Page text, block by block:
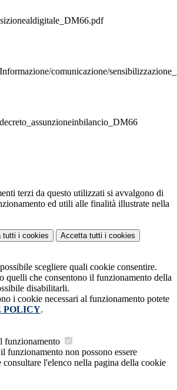
comunicazione/
terzi da questo utilizzati si avvalgono di
ed utili alle finalità illustrate nella
tutti i cookies Accetta tutti i cookies
scegliere quali cookie consentire.
quelli che consentono il funzionamento della
disabilitarli.
i cookie necessari al funzionamento potete
POLICY.
funzionamento
funzionamento non possono essere
l'elenco nella pagina della cookie